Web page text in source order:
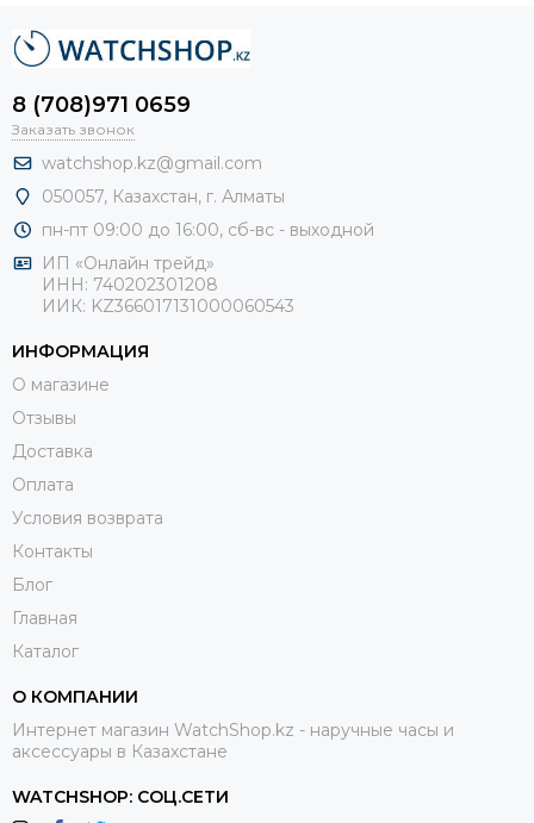
8 (708)971 0659
Заказать звонок
watchshop.kz@gmail.com
050057, Казахстан, г. Алматы
пн-пт 09:00 до 16:00, сб-вс - выходной
ИП «Онлайн трейд»
ИНН: 740202301208
ИИК: KZ366017131000060543
ИНФОРМАЦИЯ
О магазине
Отзывы
Доставка
Оплата
Условия возврата
Контакты
Блог
Главная
Каталог
О КОМПАНИИ
Интернет магазин WatchShop.kz - наручные часы и
аксессуары в Казахстане
WATCHSHOP: СОЦ.СЕТИ